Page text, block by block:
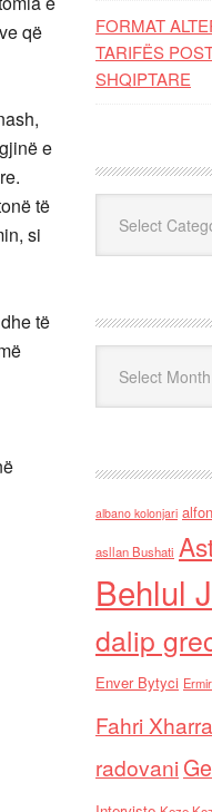
që
e
të
si
të
FORMAT
TARIFËS
SHQIPTARE
albano kolonjari
asllan Bushati
Behlul
dalip
Enver Bytyci
Fahri Xharra
radovani